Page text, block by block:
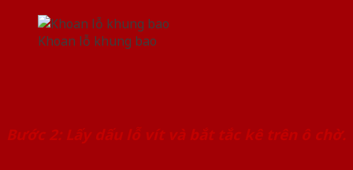
Khoan lỗ khung bao
Bước 2: Lấy dấu lỗ vít và bắt tắc kê trên ô chờ.